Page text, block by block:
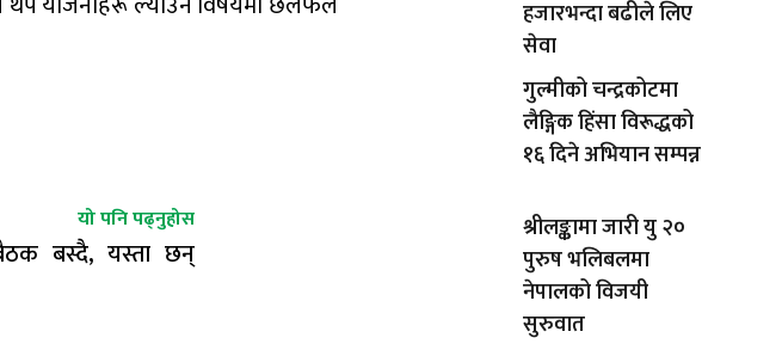
यो पनि पढ्नुहोस
बस्दै, यस्ता छन्
हजारभन्दा बढीले लिए
सेवा
गुल्मीको चन्द्रकोटमा
लैङ्गिक हिंसा विरूद्धको
१६ दिने अभियान सम्पन्न
श्रीलङ्कामा जारी यु २०
पुरुष भलिबलमा
नेपालको विजयी
सुरुवात